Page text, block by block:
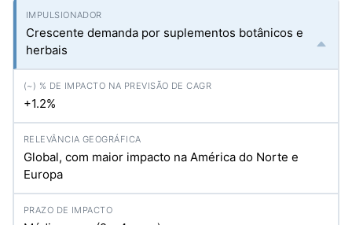
Crescente demanda por suplementos botânicos e
herbais
+1.2%
Global, com maior impacto na América do Norte e
Europa